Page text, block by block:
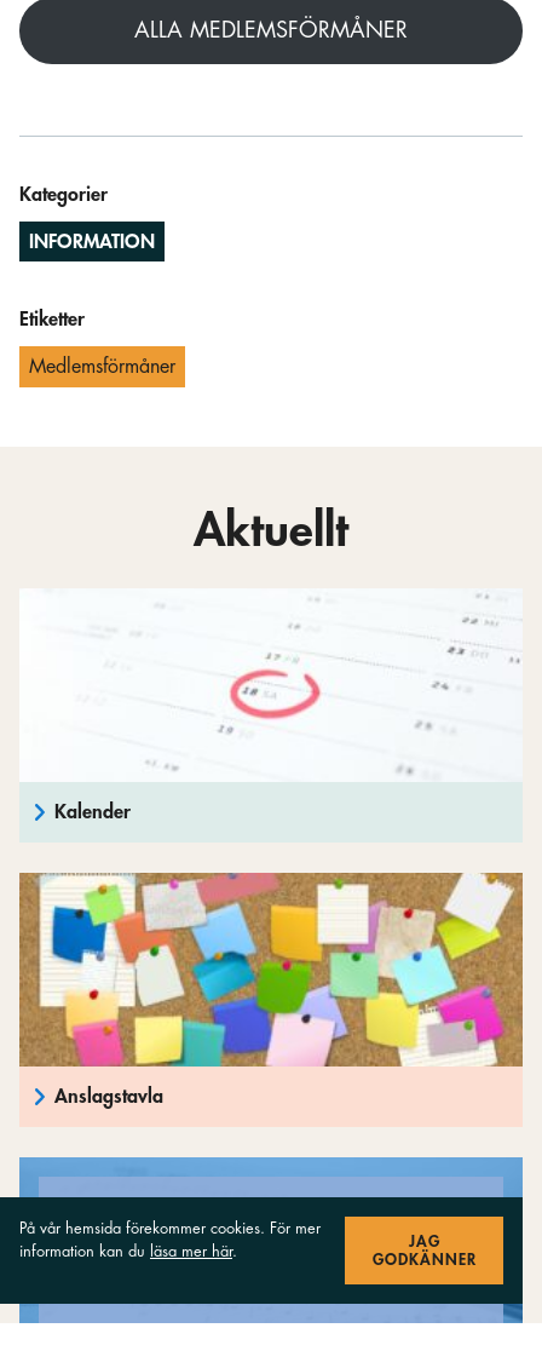
ALLA MEDLEMSFÖRMÅNER
Kategorier
INFORMATION
Etiketter
Medlemsförmåner
Aktuellt
Kalender
Anslagstavla
Gratis noter att ladda ned
På vår hemsida förekommer cookies. För mer
information kan du
läsa mer här.
JAG
GODKÄNNER